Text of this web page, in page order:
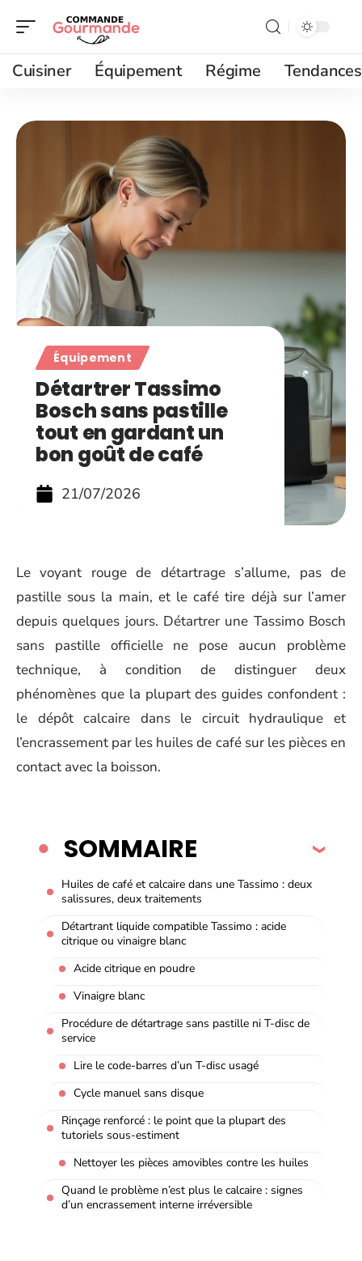
Cuisiner Équipement Régime Tendances
Équipement
Détartrer Tassimo
Bosch sans pastille
tout en gardant un
bon goût de café
21/07/2026
Le voyant rouge de détartrage s’allume, pas de
pastille sous la main, et le café tire déjà sur l’amer
depuis quelques jours. Détartrer une Tassimo Bosch
sans pastille officielle ne pose aucun problème
technique, à condition de distinguer deux
phénomènes que la plupart des guides confondent :
le dépôt calcaire dans le circuit hydraulique et
l’encrassement par les huiles de café sur les pièces en
contact avec la boisson.
SOMMAIRE
Huiles de café et calcaire dans une Tassimo : deux
salissures, deux traitements
Détartrant liquide compatible Tassimo : acide
citrique ou vinaigre blanc
Acide citrique en poudre
Vinaigre blanc
Procédure de détartrage sans pastille ni T-disc de
service
Lire le code-barres d’un T-disc usagé
Cycle manuel sans disque
Rinçage renforcé : le point que la plupart des
tutoriels sous-estiment
Nettoyer les pièces amovibles contre les huiles
Quand le problème n’est plus le calcaire : signes
d’un encrassement interne irréversible